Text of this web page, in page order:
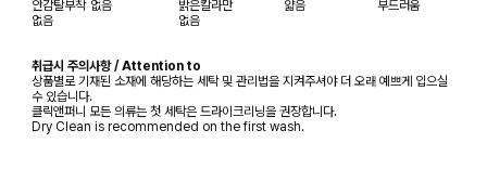
안감탈부착 없음 밝은칼라만 얇음
부드러움
없음
없음
취급시 주의사항 / Attention to
상품별로 기재된 소재에 해당하는 세탁 및 관리법을 지켜주셔야 더 오래 예쁘게 입으실
수 있습니다.
클릭앤퍼니 모든 의류는 첫 세탁은 드라이크리닝을 권장합니다.
Dry Clean is recommended on the first wash.